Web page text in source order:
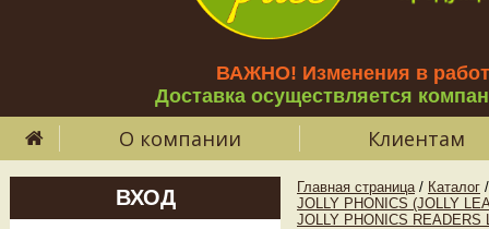
ВАЖНО! Изменения в
Доставка осуществляется
О компании Клиентам
ВХОД Главная страница / Каталог /
JOLLY PHONICS (JOLLY
JOLLY PHONICS READERS